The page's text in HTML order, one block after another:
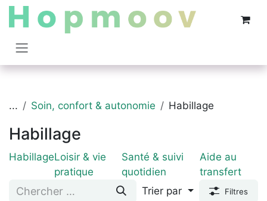
Se rendre au contenu
... Soin, confort & autonomie Habillage
Habillage
HabillageLoisir & vie
pratique
Santé & suivi
quotidien
Aide au
transfert
Trier par
Filtres